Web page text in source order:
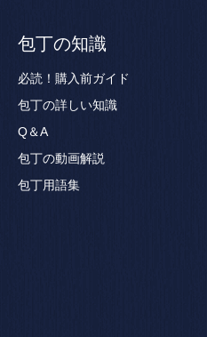
包丁の知識
必読！購入前ガイド
包丁の詳しい知識
Q＆A
包丁の動画解説
包丁用語集